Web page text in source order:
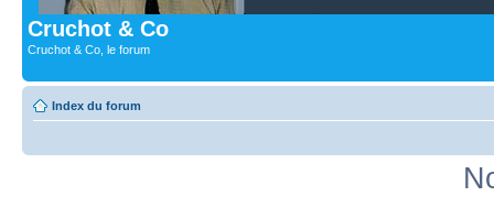
Cruchot & Co
Cruchot & Co, le forum
Index du forum